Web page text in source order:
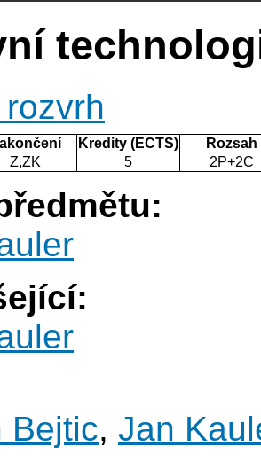
Kredity (ECTS)
Rozsah
Z,ZK 5 2P+2C
Bejtic, Jan